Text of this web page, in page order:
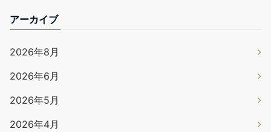
アーカイブ
2026年8月
2026年6月
2026年5月
2026年4月